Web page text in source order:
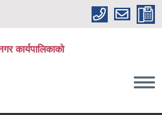
कार्यपालिकाको